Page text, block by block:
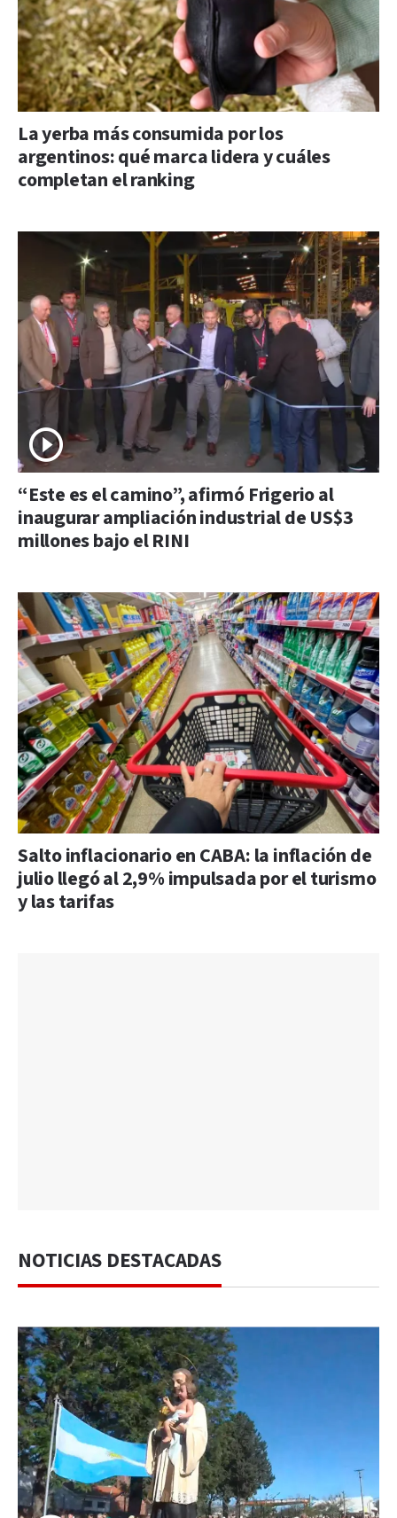
La yerba más consumida por los
argentinos: qué marca lidera y cuáles
completan el ranking
“Este es el camino”, afirmó Frigerio al
inaugurar ampliación industrial de US$3
millones bajo el RINI
Salto inflacionario en CABA: la inflación de
julio llegó al 2,9% impulsada por el turismo
y las tarifas
NOTICIAS DESTACADAS